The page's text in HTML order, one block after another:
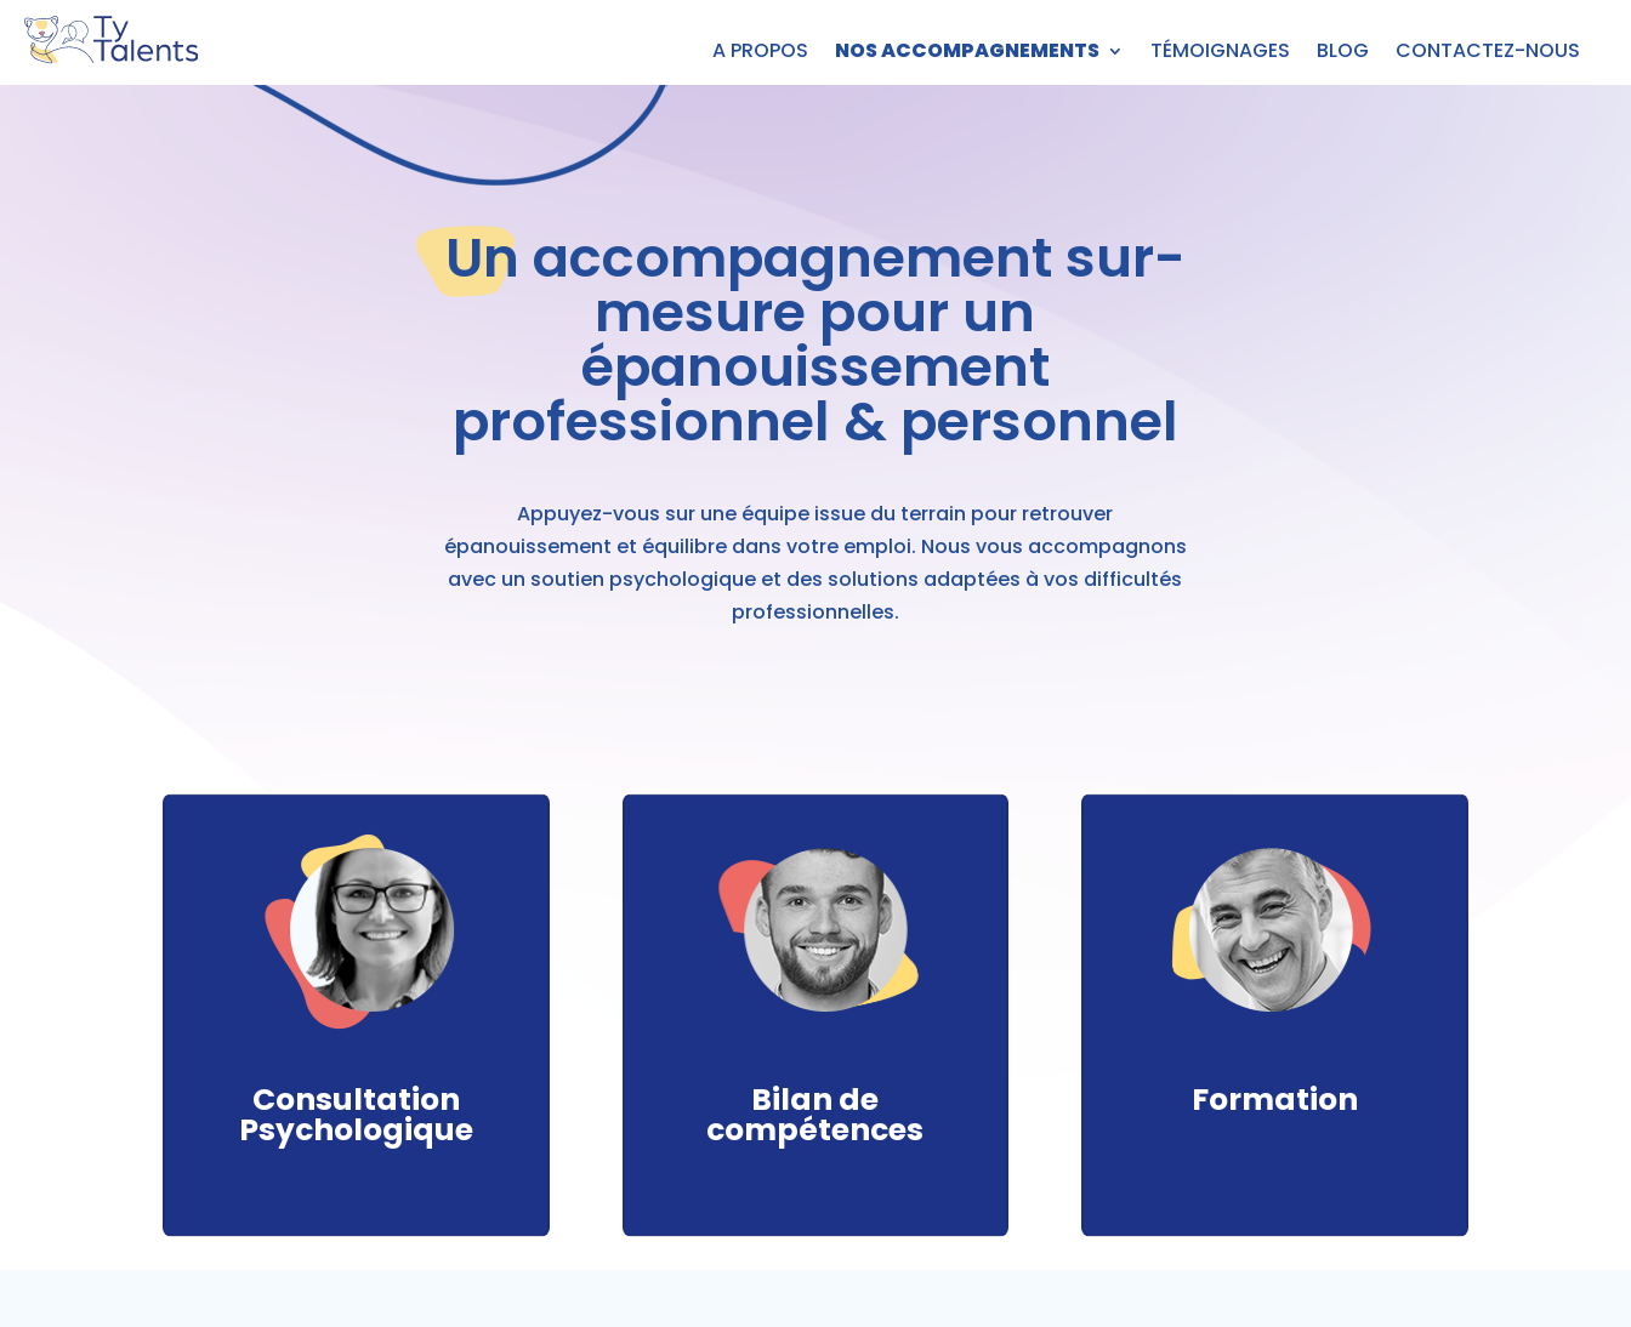
A PROPOS NOS ACCOMPAGNEMENTS TÉMOIGNAGES BLOG CONTACTEZ-NOUS
Un accompagnement sur-
mesure pour un
épanouissement
professionnel & personnel
Appuyez-vous sur une équipe issue du terrain pour retrouver
épanouissement et équilibre dans votre emploi. Nous vous accompagnons
avec un soutien psychologique et des solutions adaptées à vos difficultés
professionnelles.
Consultation
Psychologique
Bilan de
compétences
Formation